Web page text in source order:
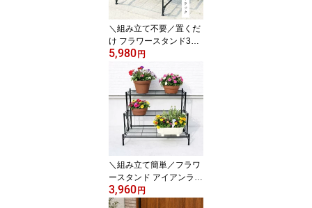
＼組み立て不要／置くだ
け フラワースタンド3段
ガーデンラック フラワー
スタンド アイアンラック
フラワーラック 屋外 屋
内 アイアンフラワーシェ
ルフ2段 フラワーラック
プランタースタンド ガー
デンラック 屋外 黒 白 コ
ンパクト PSG2003
5,980 円
＼組み立て簡単／フラワ
ースタンド アイアンラッ
ク3段 屋外 ブラック ガー
デンラック プランタース
3,960 円